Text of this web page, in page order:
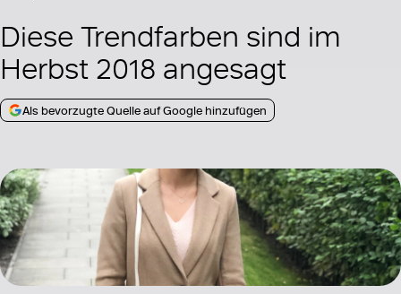
Diese Trendfarben sind im
Herbst 2018 angesagt
Als bevorzugte Quelle auf Google hinzufügen